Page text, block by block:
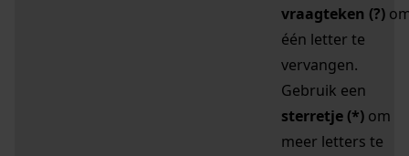
vraagteken (?)
één letter te
vervangen.
Gebruik een
sterretje (*) om
meer letters te